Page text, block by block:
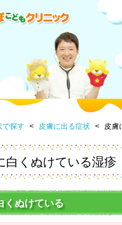
で探す < 皮膚に出る症状 < 皮膚
白くぬけている湿疹
くぬけている